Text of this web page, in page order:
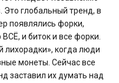
Это глобальный тренд, в
появлялись форки,
и биток и все форки.
лихорадки», когда люди
монеты. Сейчас все
заставил их думать над